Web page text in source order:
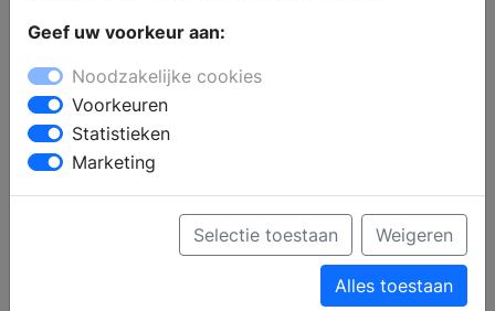
Musthaves voor de ideale
slaapkamer
Geef uw voorkeur aan:
Noodzakelijke cookies
Voorkeuren
Statistieken
Marketing
Selectie toestaan Weigeren
Alles toestaan